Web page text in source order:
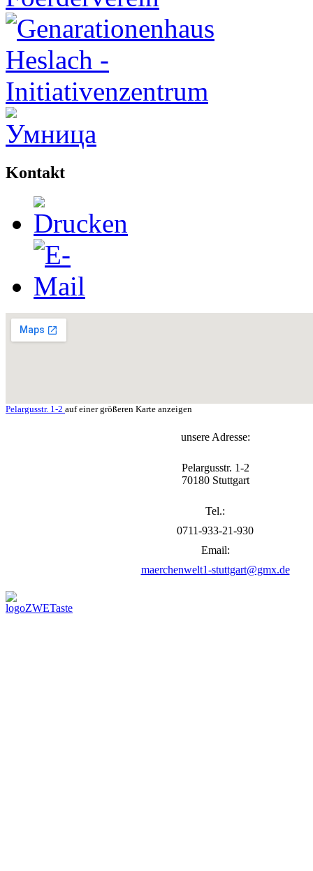
Kontakt
Pelargusstr. 1-2 auf einer größeren Karte anzeigen
unsere Adresse:
Pelargusstr. 1-2
70180 Stuttgart
Tel.:
0711-933-21-930
Email:
maerchenwelt1-stuttgart@gmx.de